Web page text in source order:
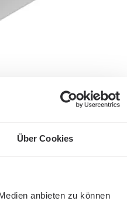
Über Cookies
anbieten zu können